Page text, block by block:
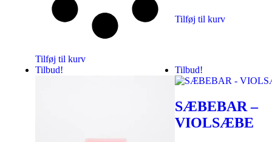
Tilføj til kurv
Tilføj til kurv
Tilbud! Tilbud!
SÆBEBAR –
VIOLSÆBE